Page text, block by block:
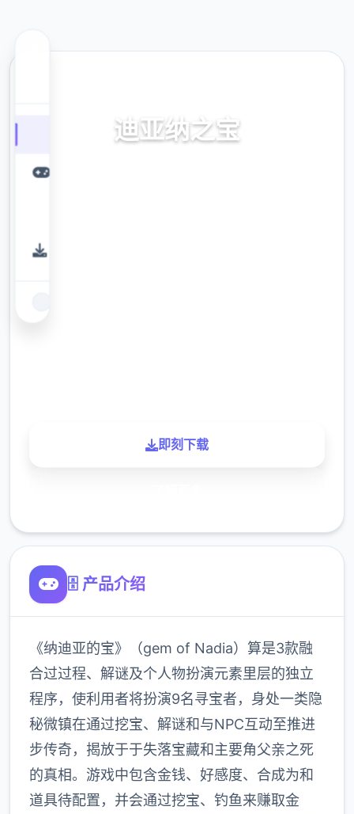
迪亚纳之宝
即刻下载
🗄️ 产品介绍
《纳迪亚的宝》（gem of Nadia）算是3款融
合过过程、解谜及个人物扮演元素里层的独立
程序，使利用者将扮演9名寻宝者，身处一类隐
秘微镇在通过挖宝、解谜和与NPC互动至推进
步传奇，揭放于于失落宝藏和主要角父亲之死
的真相。游戏中包含金钱、好感度、合成为和
道具待配置，并会通过挖宝、钓鱼来赚取金